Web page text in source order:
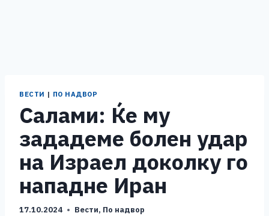
ВЕСТИ | ПО НАДВОР
Салами: Ќе му
зададеме болен удар
на Израел доколку го
нападне Иран
17.10.2024 Вести, По надвор